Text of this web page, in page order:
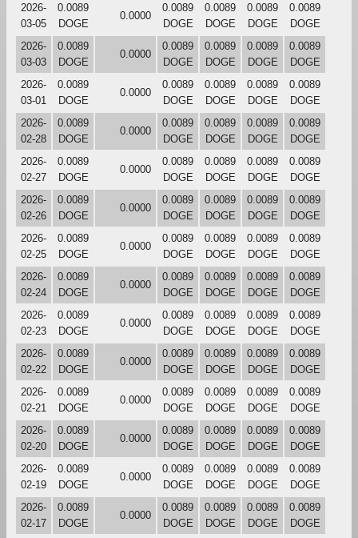
2026-
03-05
0.0089
DOGE
0.0000
0.0089
DOGE
0.0089
DOGE
0.0089
DOGE
0.0089
DOGE
2026-
03-03
0.0089
DOGE
0.0000
0.0089
DOGE
0.0089
DOGE
0.0089
DOGE
0.0089
DOGE
2026-
03-01
0.0089
DOGE
0.0000
0.0089
DOGE
0.0089
DOGE
0.0089
DOGE
0.0089
DOGE
2026-
02-28
0.0089
DOGE
0.0000
0.0089
DOGE
0.0089
DOGE
0.0089
DOGE
0.0089
DOGE
2026-
02-27
0.0089
DOGE
0.0000
0.0089
DOGE
0.0089
DOGE
0.0089
DOGE
0.0089
DOGE
2026-
02-26
0.0089
DOGE
0.0000
0.0089
DOGE
0.0089
DOGE
0.0089
DOGE
0.0089
DOGE
2026-
02-25
0.0089
DOGE
0.0000
0.0089
DOGE
0.0089
DOGE
0.0089
DOGE
0.0089
DOGE
2026-
02-24
0.0089
DOGE
0.0000
0.0089
DOGE
0.0089
DOGE
0.0089
DOGE
0.0089
DOGE
2026-
02-23
0.0089
DOGE
0.0000
0.0089
DOGE
0.0089
DOGE
0.0089
DOGE
0.0089
DOGE
2026-
02-22
0.0089
DOGE
0.0000
0.0089
DOGE
0.0089
DOGE
0.0089
DOGE
0.0089
DOGE
2026-
02-21
0.0089
DOGE
0.0000
0.0089
DOGE
0.0089
DOGE
0.0089
DOGE
0.0089
DOGE
2026-
02-20
0.0089
DOGE
0.0000
0.0089
DOGE
0.0089
DOGE
0.0089
DOGE
0.0089
DOGE
2026-
02-19
0.0089
DOGE
0.0000
0.0089
DOGE
0.0089
DOGE
0.0089
DOGE
0.0089
DOGE
2026-
02-17
0.0089
DOGE
0.0000
0.0089
DOGE
0.0089
DOGE
0.0089
DOGE
0.0089
DOGE